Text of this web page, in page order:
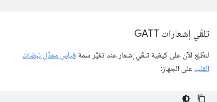
تلقّي إشعارات GATT
لنطّلِع الآن على كيفية تلقّي إشعار عند تغيُّر سمة قياس معدّل نبضات
القلب على الجهاز: